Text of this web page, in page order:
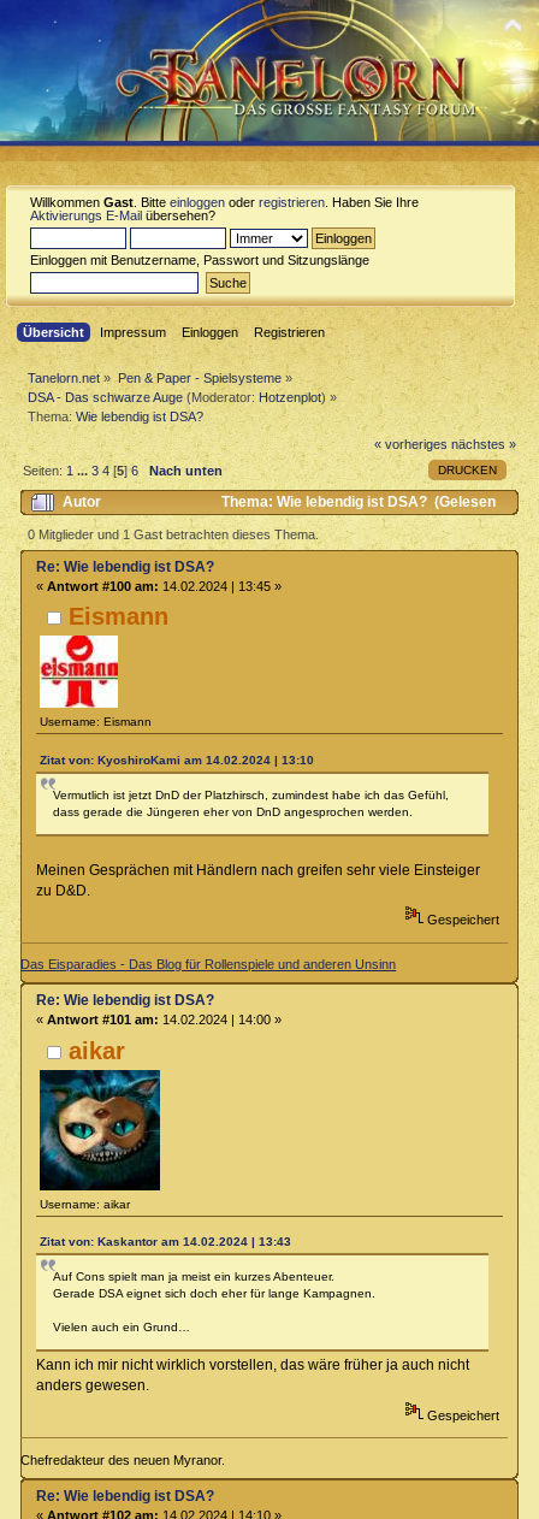
Willkommen Gast . Bitte einloggen oder registrieren . Haben Sie Ihre
Aktivierungs E-Mail übersehen?
Einloggen mit Benutzername, Passwort und Sitzungslänge
Übersicht Impressum Einloggen Registrieren
Tanelorn.net » Pen & Paper - Spielsysteme»
DSA - Das schwarze Auge (Moderator:Hotzenplot) »
Thema:Wie lebendig ist DSA?
« vorheriges nächstes »
DRUCKEN
Seiten:1 ...3 4 [5]6 Nach unten
Autor
Thema: Wie lebendig ist DSA? (Gelesen
18293 mal)
0 Mitglieder und 1 Gast betrachten dieses Thema.
Eismann
Username: Eismann
Re: Wie lebendig ist DSA?
« Antwort #100 am: 14.02.2024 | 13:45 »
Zitat von: KyoshiroKami am 14.02.2024 | 13:10
Vermutlich ist jetzt DnD der Platzhirsch, zumindest habe ich das Gefühl,
dass gerade die Jüngeren eher von DnD angesprochen werden.
Meinen Gesprächen mit Händlern nach greifen sehr viele Einsteiger
zu D&D.
Gespeichert
Das Eisparadies - Das Blog für Rollenspiele und anderen Unsinn
aikar
Username: aikar
Re: Wie lebendig ist DSA?
« Antwort #101 am: 14.02.2024 | 14:00 »
Zitat von: Kaskantor am 14.02.2024 | 13:43
Auf Cons spielt man ja meist ein kurzes Abenteuer.
Gerade DSA eignet sich doch eher für lange Kampagnen.
Vielen auch ein Grund…
Kann ich mir nicht wirklich vorstellen, das wäre früher ja auch nicht
anders gewesen.
Gespeichert
Chefredakteur des neuen Myranor.
Re: Wie lebendig ist DSA?
« Antwort #102 am: 14.02.2024 | 14:10 »